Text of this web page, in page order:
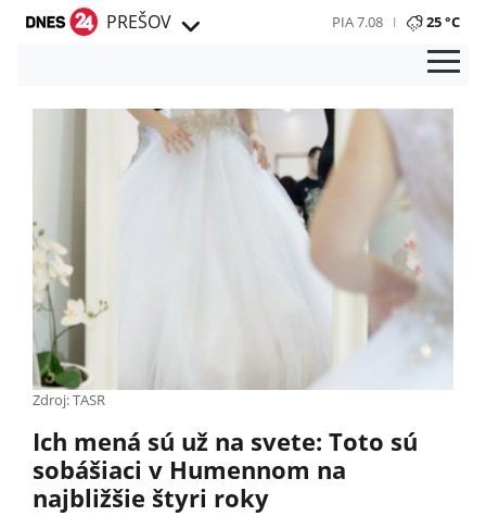
PREŠOV PIA 7.08 25 °C
Zdroj: TASR
Ich mená sú už na svete: Toto sú
sobášiaci v Humennom na
najbližšie štyri roky